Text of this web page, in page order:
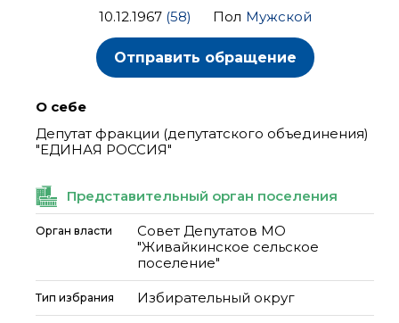
10.12.1967 (58) Пол Мужской
Отправить обращение
О себе
Депутат фракции (депутатского объединения)
"ЕДИНАЯ РОССИЯ"
Представительный орган поселения
Орган власти
Совет Депутатов МО
"Живайкинское сельское
поселение"
Тип избрания Избирательный округ